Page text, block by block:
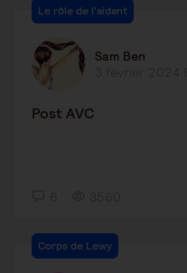
Le rôle de l'aidant
Sam Ben
Post AVC
Corps de Lewy